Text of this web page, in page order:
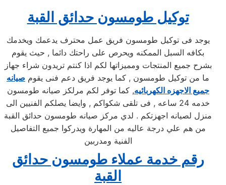
توكيل طومسون حدائق القبة
يوجد فى توكيل طومسون فريق عمل محترف يدعمك ويخدمك
بكافه السبل الممكنه ويحرص على راحتك دائما , حيث يقوم
بشرح جميع المنتجات ومميزاتها لكم اذا كنتم تريدون شراء جهاز
ما من توكيل طومسون , كما يوجد فريق دعم فنى يقوم صيانه
جميع الاجهزه الكهربائيه, كما توفر لكم مرلكز صيانه طومسون
خدمه 24 ساعه , فى تلقى شكواكم , وايضا يصلكم الفنيين الى
منزل لصيانه اجهزتكم . لدي مركز صيانه طومسون حدائق القبة
من هم علي درجة عاليه من المهارة ويدركوا جميع التفاصيل
الفنية ومدربين
رقم خدمة عملاء طومسون حدائق
القبة